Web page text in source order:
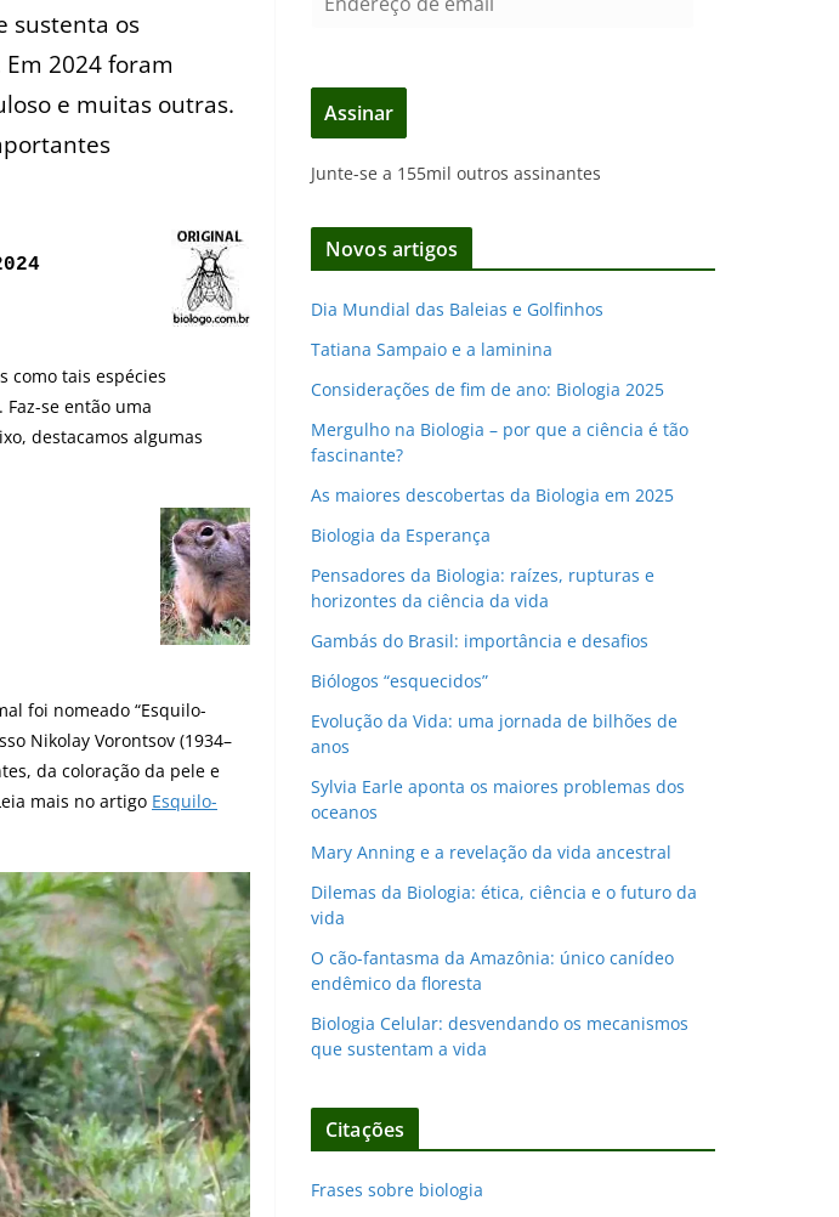
sustenta os
2024 foram
e muitas outras.
como tais espécies
se então uma
destacamos algumas
foi nomeado “Esquilo-
Nikolay Vorontsov (1934–
da coloração da pele e
mais no artigo Esquilo-
e
e
ç
d
e
a
i
Assinar
Junte-se a 155mil outros assinantes
Novos artigos
Dia Mundial das Baleias e Golfinhos
Tatiana Sampaio e a laminina
Considerações de fim de ano: Biologia 2025
Mergulho na Biologia – por que a ciência é tão
fascinante?
As maiores descobertas da Biologia em 2025
Biologia da Esperança
Pensadores da Biologia: raízes, rupturas e
horizontes da ciência da vida
Gambás do Brasil: importância e desafios
Biólogos “esquecidos”
Evolução da Vida: uma jornada de bilhões de
anos
Sylvia Earle aponta os maiores problemas dos
oceanos
Mary Anning e a revelação da vida ancestral
Dilemas da Biologia: ética, ciência e o futuro da
vida
O cão-fantasma da Amazônia: único canídeo
endêmico da floresta
Biologia Celular: desvendando os mecanismos
que sustentam a vida
Citações
Frases sobre biologia